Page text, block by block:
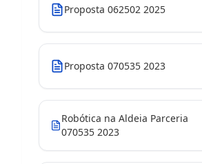
Proposta 062502 2025
Proposta 070535 2023
Robótica na Aldeia Parceria
070535 2023